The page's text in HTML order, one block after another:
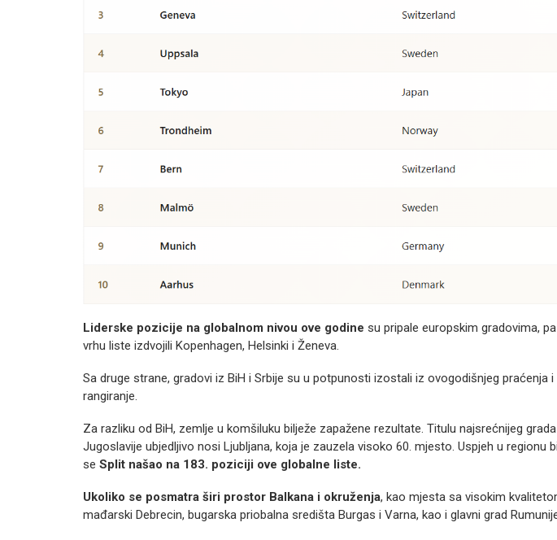
Liderske pozicije na globalnom nivou ove godine su pripale europskim gradovima,
vrhu liste izdvojili Kopenhagen, Helsinki i Ženeva.
Sa druge strane, gradovi iz BiH i Srbije su u potpunosti izostali iz ovogodišnjeg praćenja
rangiranje.
Za razliku od BiH, zemlje u komšiluku bilježe zapažene rezultate. Titulu najsrećnijeg
Jugoslavije ubjedljivo nosi Ljubljana, koja je zauzela visoko 60. mjesto. Uspjeh u regionu
se Split našao na 183. poziciji ove globalne liste.
Ukoliko se posmatra širi prostor Balkana i okruženja, kao mjesta sa visokim
mađarski Debrecin, bugarska priobalna središta Burgas i Varna, kao i glavni grad